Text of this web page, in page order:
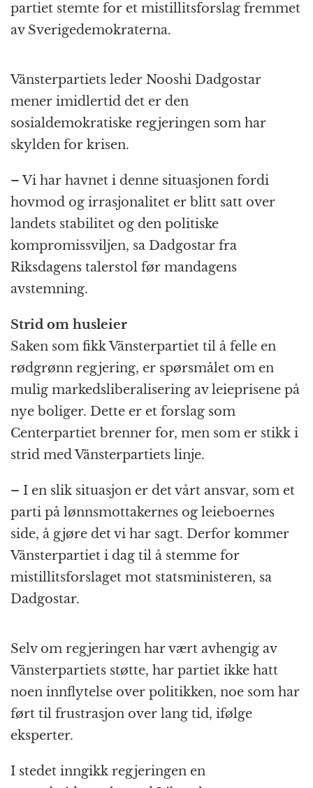
partiet stemte for et mistillitsforslag fremmet
av Sverigedemokraterna.
Vänsterpartiets leder Nooshi Dadgostar
mener imidlertid det er den
sosialdemokratiske regjeringen som har
skylden for krisen.
– Vi har havnet i denne situasjonen fordi
hovmod og irrasjonalitet er blitt satt over
landets stabilitet og den politiske
kompromissviljen, sa Dadgostar fra
Riksdagens talerstol før mandagens
avstemning.
Strid om husleier
Saken som fikk Vänsterpartiet til å felle en
rødgrønn regjering, er spørsmålet om en
mulig markedsliberalisering av leieprisene på
nye boliger. Dette er et forslag som
Centerpartiet brenner for, men som er stikk i
strid med Vänsterpartiets linje.
– I en slik situasjon er det vårt ansvar, som et
parti på lønnsmottakernes og leieboernes
side, å gjøre det vi har sagt. Derfor kommer
Vänsterpartiet i dag til å stemme for
mistillitsforslaget mot statsministeren, sa
Dadgostar.
Selv om regjeringen har vært avhengig av
Vänsterpartiets støtte, har partiet ikke hatt
noen innflytelse over politikken, noe som har
ført til frustrasjon over lang tid, ifølge
eksperter.
I stedet inngikk regjeringen en